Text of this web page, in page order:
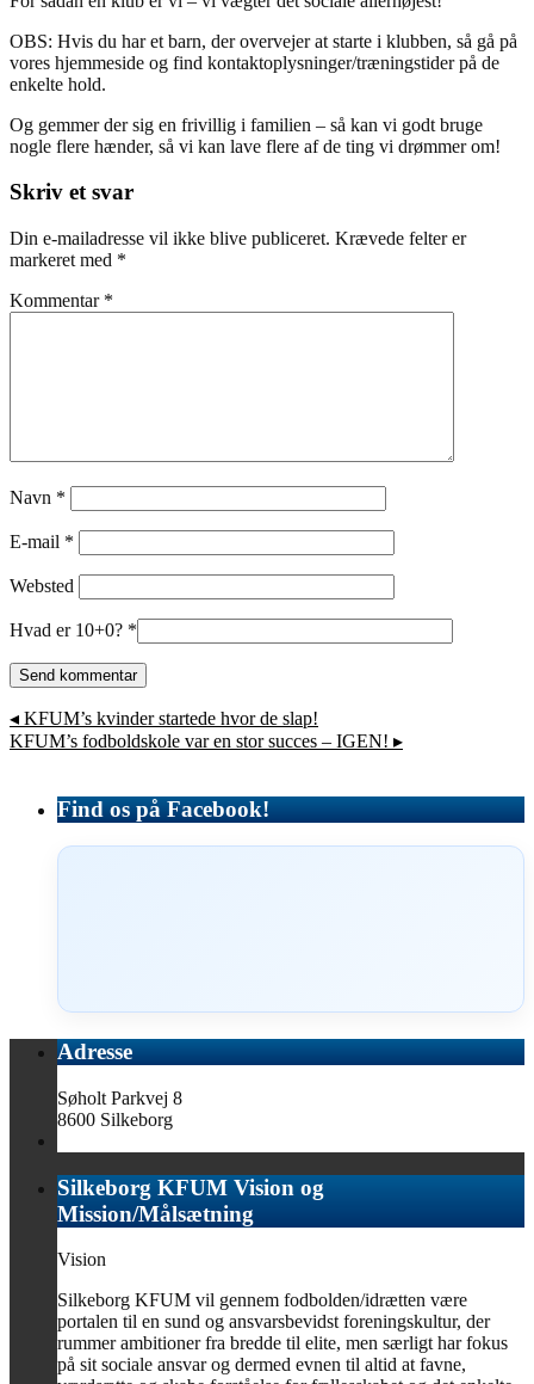
OBS: Hvis du har et barn, der overvejer at starte i klubben, så gå på
vores hjemmeside og find kontaktoplysninger/træningstider på de
enkelte hold.
Og gemmer der sig en frivillig i familien – så kan vi godt bruge
nogle flere hænder, så vi kan lave flere af de ting vi drømmer om!
Skriv et svar
Din e-mailadresse vil ikke blive publiceret. Krævede felter er
markeret med *
Kommentar *
Navn *
E-mail *
Websted
Hvad er 10+0? *
◂ KFUM’s kvinder startede hvor de slap!
KFUM’s fodboldskole var en stor succes – IGEN! ▸
Find os på Facebook!
Adresse
Søholt Parkvej 8
8600 Silkeborg
Silkeborg KFUM Vision og
Mission/Målsætning
Vision
Silkeborg KFUM vil gennem fodbolden/idrætten være
portalen til en sund og ansvarsbevidst foreningskultur, der
rummer ambitioner fra bredde til elite, men særligt har fokus
på sit sociale ansvar og dermed evnen til altid at favne,